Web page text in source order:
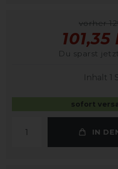
vorher
101,35
Du sparst
Inhalt 1
sofort
IN